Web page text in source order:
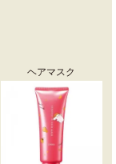
ヘアマスク